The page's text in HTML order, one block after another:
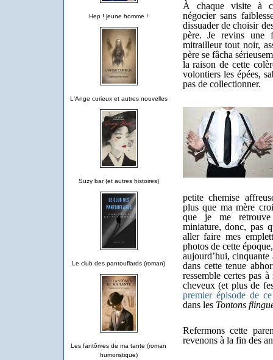
Hep ! jeune homme !
L'Ange curieux et autres nouvelles
Suzy bar (et autres histoires)
Le club des pantouflards (roman)
Les fantômes de ma tante (roman
humoristique)
À chaque visite à
négocier sans
dissuader de choisir
père. Je revins une
mitrailleur tout noir,
père se fâcha
la raison de cette
volontiers les épées,
pas de collectionner.
petite chemise
plus que ma mère
que je me
miniature, donc, pas
aller faire mes
photos de cette
aujourd’hui,
dans cette tenue
ressemble certes pas
cheveux (et plus de
premier épisode de
dans les Tontons
Refermons cette
revenons à la fin des